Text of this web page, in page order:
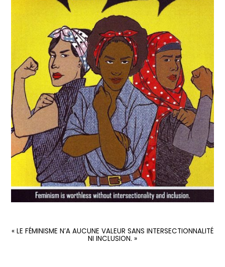
« LE FÉMINISME N’A AUCUNE VALEUR SANS INTERSECTIONNALITÉ
NI INCLUSION. »